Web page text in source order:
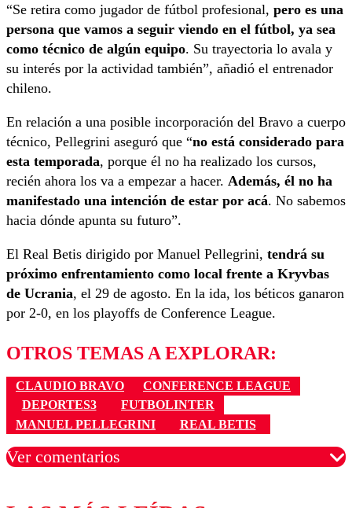
“Se retira como jugador de fútbol profesional, pero es una
persona que vamos a seguir viendo en el fútbol, ya sea
como técnico de algún equipo. Su trayectoria lo avala y
su interés por la actividad también”, añadió el entrenador
chileno.
En relación a una posible incorporación del Bravo a cuerpo
técnico, Pellegrini aseguró que “no está considerado para
esta temporada, porque él no ha realizado los cursos,
recién ahora los va a empezar a hacer. Además, él no ha
manifestado una intención de estar por acá. No sabemos
hacia dónde apunta su futuro”.
El Real Betis dirigido por Manuel Pellegrini, tendrá su
próximo enfrentamiento como local frente a Kryvbas
de Ucrania, el 29 de agosto. En la ida, los béticos ganaron
por 2-0, en los playoffs de Conference League.
OTROS TEMAS A EXPLORAR:
CLAUDIO BRAVO
CONFERENCE LEAGUE
DEPORTES3
FUTBOLINTER
MANUEL PELLEGRINI
REAL BETIS
Ver comentarios